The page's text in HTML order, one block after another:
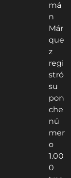
má
n
Már
que
z
regi
stró
su
pon
che
nú
mer
o
1.00
0